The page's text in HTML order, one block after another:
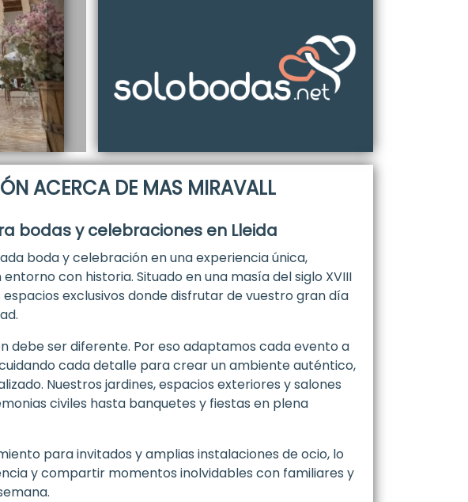
ACERCA DE MAS MIRAVALL
bodas y celebraciones en Lleida
boda y celebración en una experiencia única,
con historia. Situado en una masía del siglo XVIII
exclusivos donde disfrutar de vuestro gran día
debe ser diferente. Por eso adaptamos cada evento a
cada detalle para crear un ambiente auténtico,
Nuestros jardines, espacios exteriores y salones
civiles hasta banquetes y fiestas en plena
para invitados y amplias instalaciones de ocio, lo
y compartir momentos inolvidables con familiares y